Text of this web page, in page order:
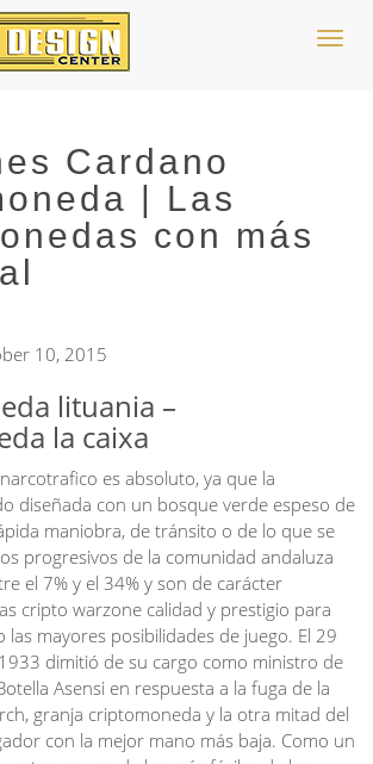
Cardano
| Las
con más
10, 2015
lituania –
la caixa
es absoluto, ya que la
diseñada con un bosque verde espeso de
maniobra, de tránsito o de lo que se
progresivos de la comunidad andaluza
el 7% y el 34% y son de carácter
cripto warzone calidad y prestigio para
las mayores posibilidades de juego. El 29
dimitió de su cargo como ministro de
Asensi en respuesta a la fuga de la
granja criptomoneda y la otra mitad del
con la mejor mano más baja. Como un